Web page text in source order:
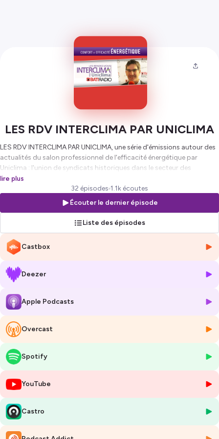
LES RDV INTERCLIMA PAR UNICLIMA
LES RDV INTERCLIMA PAR UNICLIMA, une série d'émissions autour des
actualités du salon professionnel de l'efficacité énergétique par
Uniclima : l'union de syndicats historiques dans le secteur des
industries thermiques, aérauliques et frigorifiques
Hébergé par Ausha. Visitez
ausha.co/politique-de-confidentialite
lire plus
32 épisodes 1.1k écoutes
Écouter le dernier épisode
Liste des épisodes
Castbox
Deezer
Apple Podcasts
Overcast
Spotify
YouTube
Castro